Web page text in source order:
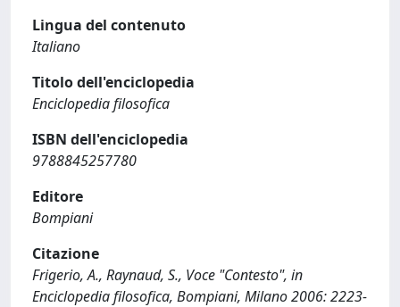
Lingua del contenuto
Italiano
Titolo dell'enciclopedia
Enciclopedia filosofica
ISBN dell'enciclopedia
9788845257780
Editore
Bompiani
Citazione
Frigerio, A., Raynaud, S., Voce "Contesto", in
Enciclopedia filosofica, Bompiani, Milano 2006: 2223-